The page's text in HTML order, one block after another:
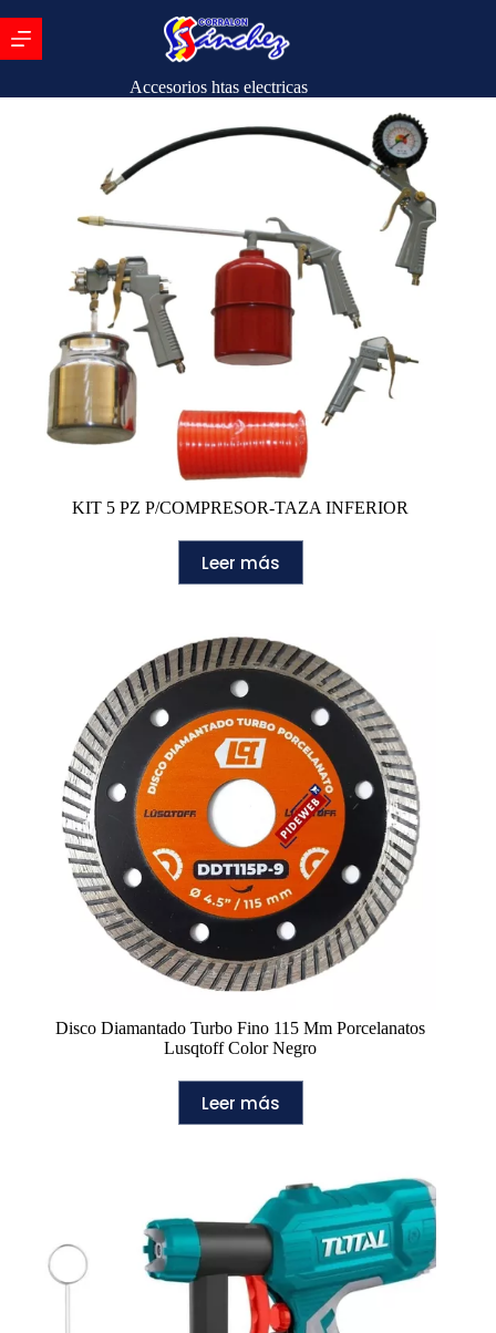
Accesorios htas electricas
KIT 5 PZ P/COMPRESOR-TAZA INFERIOR
Leer más
Disco Diamantado Turbo Fino 115 Mm Porcelanatos
Lusqtoff Color Negro
Leer más